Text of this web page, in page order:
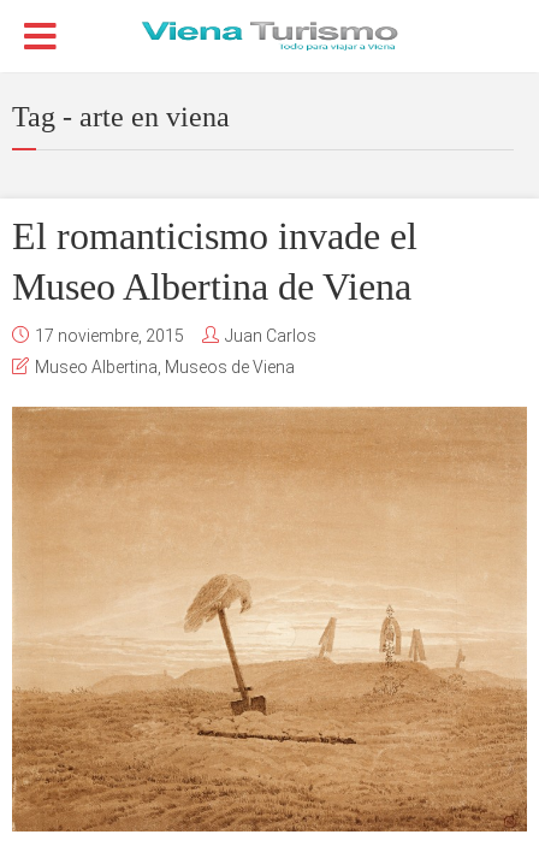
Tag - arte en viena
El romanticismo invade el
Museo Albertina de Viena
17 noviembre, 2015
Juan Carlos
Museo Albertina Museos de Viena